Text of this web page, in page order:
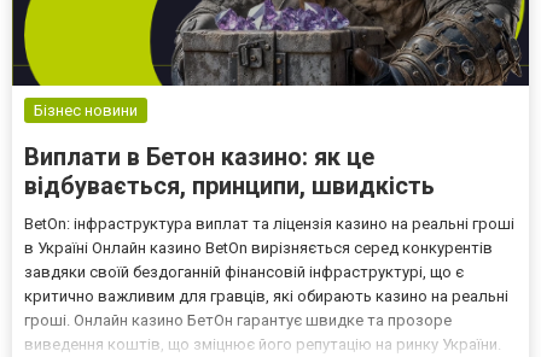
Бізнес новини
Виплати в Бетон казино: як це
відбувається, принципи, швидкість
BetOn: інфраструктура виплат та ліцензія казино на реальні гроші
в Україні Онлайн казино BetOn вирізняється серед конкурентів
завдяки своїй бездоганній фінансовій інфраструктурі, що є
критично важливим для гравців, які обирають казино на реальні
гроші. Онлайн казино БетОн гарантує швидке та прозоре
виведення коштів, що зміцнює його репутацію на ринку України.